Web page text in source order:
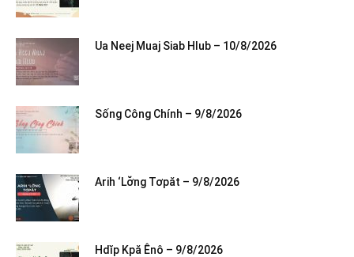
Ua Neej Muaj Siab Hlub – 10/8/2026
Sống Công Chính – 9/8/2026
Arih ‘Lơ̆ng Tơpăt – 9/8/2026
Hdĭp Kpă Ênô – 9/8/2026